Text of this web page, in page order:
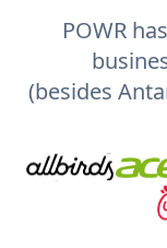
POWR
(besides